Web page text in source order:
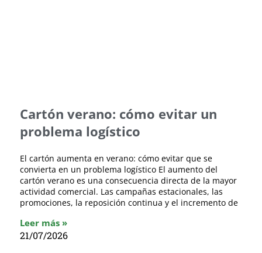
Cartón verano: cómo evitar un
problema logístico
El cartón aumenta en verano: cómo evitar que se
convierta en un problema logístico El aumento del
cartón verano es una consecuencia directa de la mayor
actividad comercial. Las campañas estacionales, las
promociones, la reposición continua y el incremento de
Leer más »
21/07/2026